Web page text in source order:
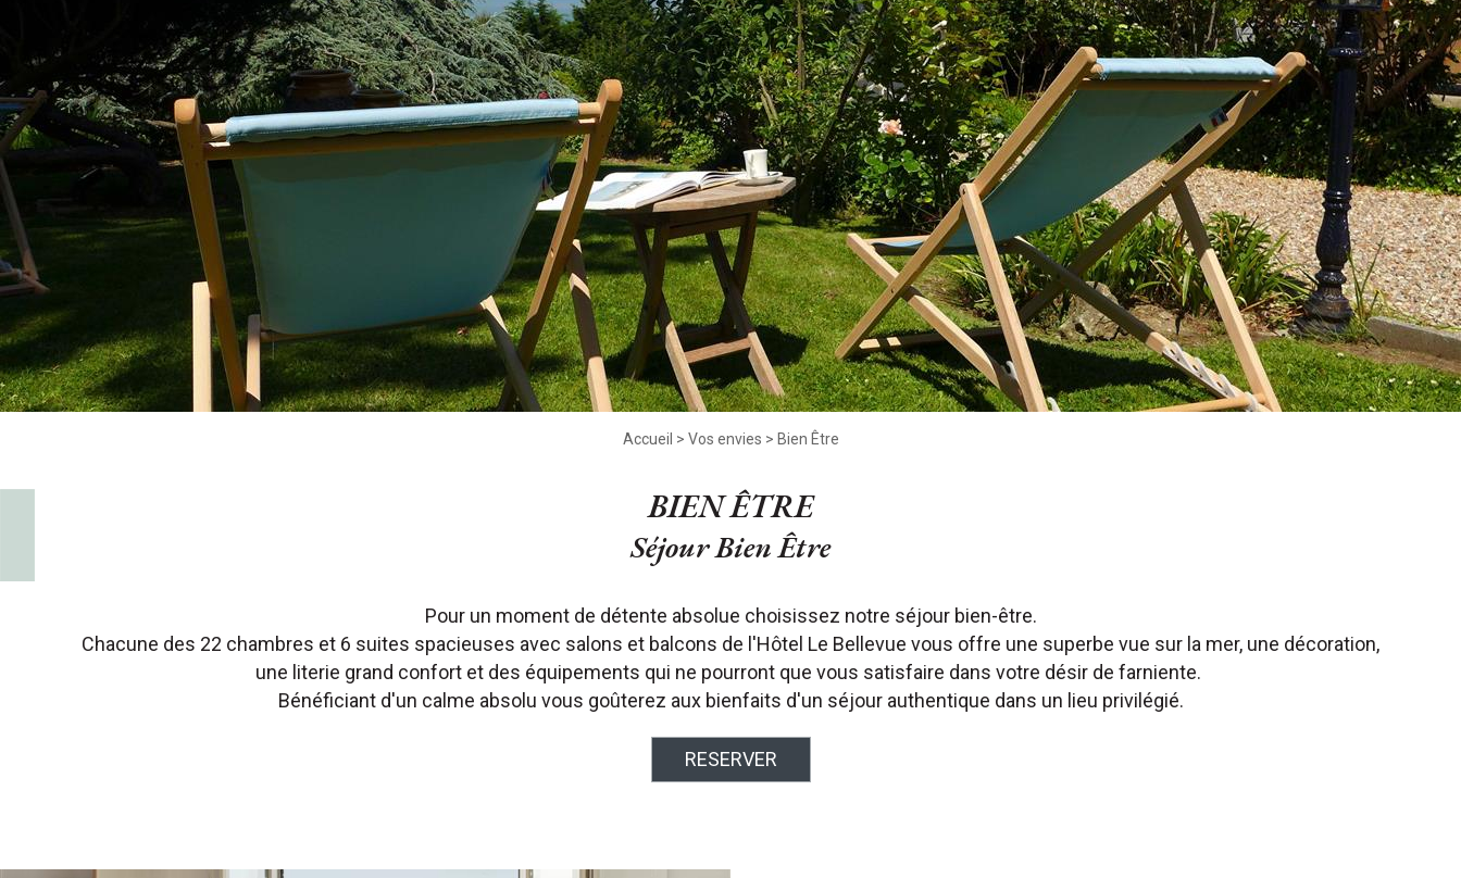
Accueil > Vos envies > Bien Être
BIEN ÊTRE
Séjour Bien Être
Pour un moment de détente absolue choisissez notre séjour bien-être.
Chacune des 22 chambres et 6 suites spacieuses avec salons et balcons de l'Hôtel Le Bellevue vous offre une superbe vue sur la mer, une décoration,
une literie grand confort et des équipements qui ne pourront que vous satisfaire dans votre désir de farniente.
Bénéficiant d'un calme absolu vous goûterez aux bienfaits d'un séjour authentique dans un lieu privilégié.
RESERVER